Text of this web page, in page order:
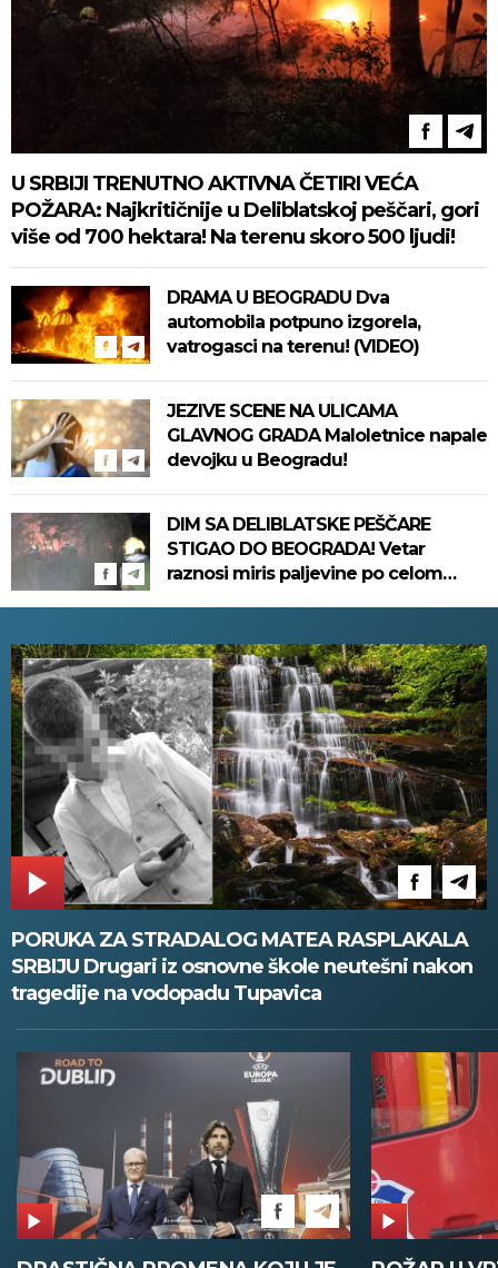
U SRBIJI TRENUTNO AKTIVNA ČETIRI VEĆA
POŽARA: Najkritičnije u Deliblatskoj peščari, gori
više od 700 hektara! Na terenu skoro 500 ljudi!
DRAMA U BEOGRADU Dva
automobila potpuno izgorela,
vatrogasci na terenu! (VIDEO)
JEZIVE SCENE NA ULICAMA
GLAVNOG GRADA Maloletnice napale
devojku u Beogradu!
DIM SA DELIBLATSKE PEŠČARE
STIGAO DO BEOGRADA! Vetar
raznosi miris paljevine po celom
PORUKA ZA STRADALOG MATEA RASPLAKALA
SRBIJU Drugari iz osnovne škole neutešni nakon
tragedije na vodopadu Tupavica